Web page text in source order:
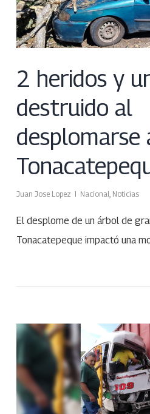
2 heridos y
destruido al
desplomarse
Juan Jose Lopez Nacional Noticias
El desplome de un árbol de
Tonacatepeque impactó una